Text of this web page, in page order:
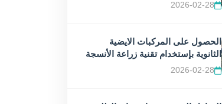
2026-02-28
الحصول على المركبات الايضية
الثانوية بإستخدام تقنية زراعة الأنسجة
النباتية
2026-02-28